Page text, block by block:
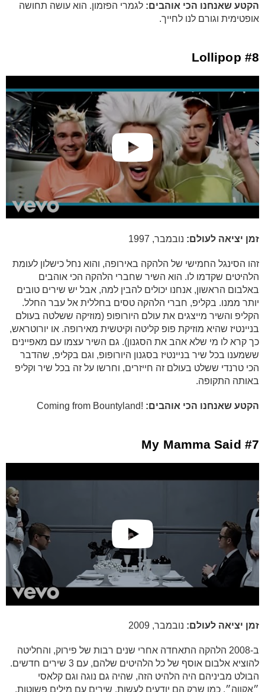
הקטע שאנחנו הכי אוהבים: לגמרי הפזמון. הוא עושה תחושה
אופטימית וגורם לנו לחייך.
#8 Lollipop
זמן יציאה לעולם: נובמבר, 1997
זהו הסינגל החמישי של הלהקה באירופה, והוא נחל כישלון לעומת
הלהיטים שקדמו לו. הוא השיר שחברי הלהקה הכי אוהבים
באלבום הראשון, אנחנו יכולים להבין למה, אבל יש שירים טובים
יותר ממנו. בקליפ, חברי הלהקה טסים בחללית אל עבר החלל.
הקליפ והשיר מייצגים את עולם היורופופ (מוזיקה ששלטה בעולם
בניינטיז שהיא מוזיקת פופ קליטה וקיטשית מאירופה. או יורוטראש,
כך קרא לו מי שלא אהב את הסגנון). גם השיר עצמו עם מאפיינים
ששמענו בכל שיר בניינטיז בסגנון היורופופ, וגם בקליפ, שהדבר
הכי טרנדי ששלט בעולם זה חייזרים, וחרשו על זה בכל שיר וקליפ
באותה התקופה.
הקטע שאנחנו הכי אוהבים: !Coming from Bountyland
#7 My Mamma Said
זמן יציאה לעולם: נובמבר, 2009
ב-2008 הלהקה התאחדה אחרי שנים רבות של פירוק, והחליטה
להוציא אלבום אוסף של כל הלהיטים שלהם, עם 3 שירים חדשים.
הבולט מביניהם היה הלהיט הזה, שהיה גם נוגה וגם קלאסי
״אקווה״. כמו שרק הם יודעים לעשות, שירים עם מילים פשוטות,